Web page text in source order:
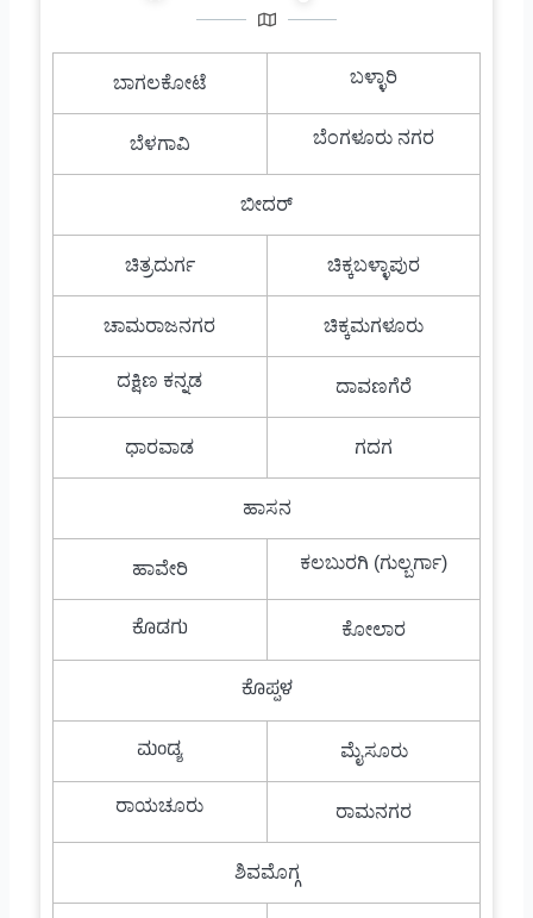
ಬಾಗಲಕೋಟೆ ಬಳ್ಳಾರಿ
ಬೆಳಗಾವಿ ಬೆಂಗಳೂರು ನಗರ
ಬೀದರ್
ಚಿತ್ರದುರ್ಗ ಚಿಕ್ಕಬಳ್ಳಾಪುರ
ಚಾಮರಾಜನಗರ ಚಿಕ್ಕಮಗಳೂರು
ದಕ್ಷಿಣ ಕನ್ನಡ ದಾವಣಗೆರೆ
ಧಾರವಾಡ ಗದಗ
ಹಾಸನ
ಹಾವೇರಿ ಕಲಬುರಗಿ (ಗುಲ್ಬರ್ಗಾ)
ಕೊಡಗು ಕೋಲಾರ
ಕೊಪ್ಪಳ
ಮಂಡ್ಯ
ಮೈಸೂರು
ರಾಯಚೂರು ರಾಮನಗರ
ಶಿವಮೊಗ್ಗ